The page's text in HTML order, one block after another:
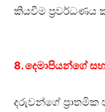
කියවීම ප්‍රවර්ධණය
8. දෙමාපියන්ගේ
දරුවන්ගේ ප්‍රාතමික